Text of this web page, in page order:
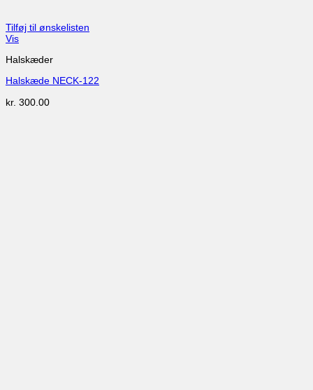
Tilføj til ønskelisten
Vis
Halskæder
Halskæde NECK-122
kr. 300.00